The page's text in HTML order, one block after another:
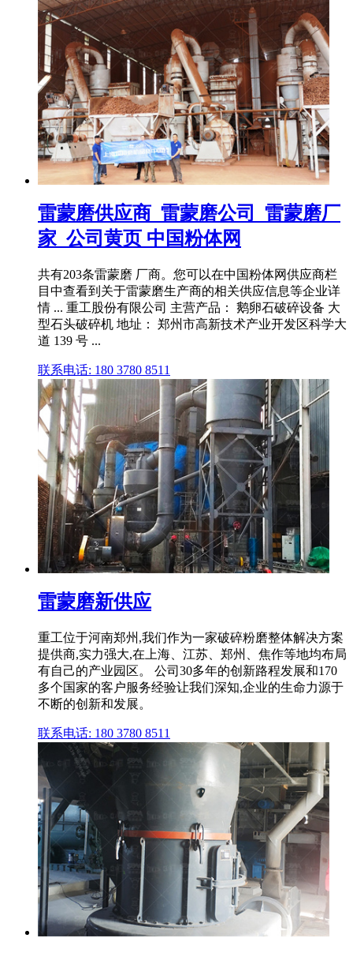
雷蒙磨供应商_雷蒙磨公司_雷蒙磨厂
家_公司黄页 中国粉体网
共有203条雷蒙磨 厂商。您可以在中国粉体网供应商栏
目中查看到关于雷蒙磨生产商的相关供应信息等企业详
情 ... 重工股份有限公司 主营产品： 鹅卵石破碎设备 大
型石头破碎机 地址： 郑州市高新技术产业开发区科学大
道 139 号 ...
联系电话: 180 3780 8511
雷蒙磨新供应
重工位于河南郑州,我们作为一家破碎粉磨整体解决方案
提供商,实力强大,在上海、江苏、郑州、焦作等地均布局
有自己的产业园区。 公司30多年的创新路程发展和170
多个国家的客户服务经验让我们深知,企业的生命力源于
不断的创新和发展。
联系电话: 180 3780 8511